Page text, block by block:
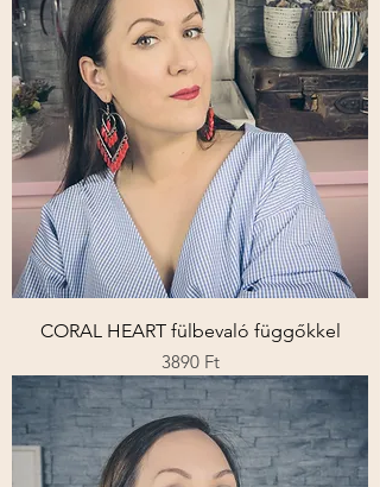
CORAL HEART fülbevaló függőkkel
Ár
3890 Ft